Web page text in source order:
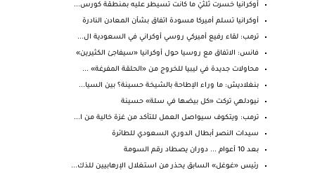
أوكرانيا خسرت ثلثيْ ما كانت تسيطر عليه بمنطقة كورس...
أوكرانيا تسلم أميركا مسودة اتفاق بشأن المعادن النادرة
ترمب: لقاء رفيع أميركي روسي أوكراني في السعودية ال...
فانس: الاتفاق مع روسيا حول أوكرانيا «سيفاجئ الكثيرين»
محاولات جديدة في ليبيا للخروج من «الحلقة المفرغة» ...
بنغلاديش: ما وراء الإطاحة بالشيخة حسينة؟ بين السيا...
نيودلهي تركت «كل بيضها في سلة» حسينة
ترمب: ويتكوف سيواصل العمل للتأكد من غزة خالية من ا...
سيدات النصر أبطال الدوري السعودي للطائرة
بعد 10 أعوام ... دوران يصطاد رقم السومة
رئيس «غوغل» السابق يحذر من استغلال الإرهابيين للذك...